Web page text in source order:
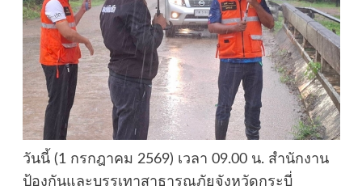
วันนี้ (1 กรกฎาคม 2569) เวลา 09.00 น. สำนักงาน
ป้องกันและบรรเทาสาธารณภัยจังหวัดกระบี่